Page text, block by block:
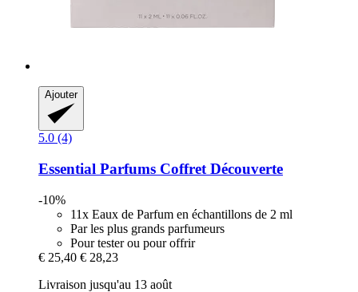
Ajouter
5.0 (4)
Essential Parfums Coffret Découverte
-10%
11x Eaux de Parfum en échantillons de 2 ml
Par les plus grands parfumeurs
Pour tester ou pour offrir
€ 25,40 € 28,23
Livraison jusqu'au 13 août